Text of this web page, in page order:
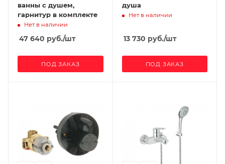
ванны с душем,
гарнитур в комплекте
Нет в наличии
47 640 руб./шт
ПОД ЗАКАЗ
душа
Нет в наличии
13 730 руб./шт
ПОД ЗАКАЗ